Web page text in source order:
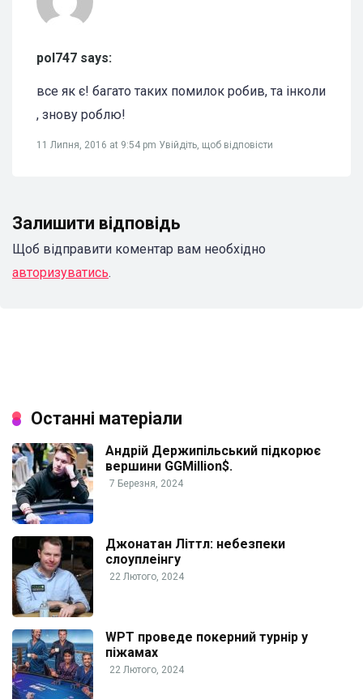
pol747 says:
все як є! багато таких помилок робив, та інколи
, знову роблю!
11 Липня, 2016 at 9:54 pm Увійдіть, щоб відповісти
Залишити відповідь
Щоб відправити коментар вам необхідно
авторизуватись.
Останні матеріали
Андрій Держипільський підкорює
вершини GGMillion$.
7 Березня, 2024
Джонатан Літтл: небезпеки
слоуплеінгу
22 Лютого, 2024
WPT проведе покерний турнір у
піжамах
22 Лютого, 2024